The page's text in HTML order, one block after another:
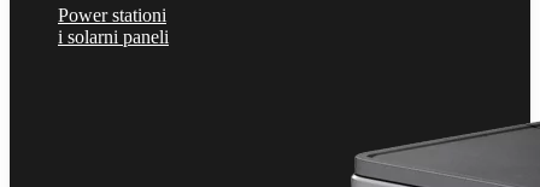
Power stationi
i solarni paneli